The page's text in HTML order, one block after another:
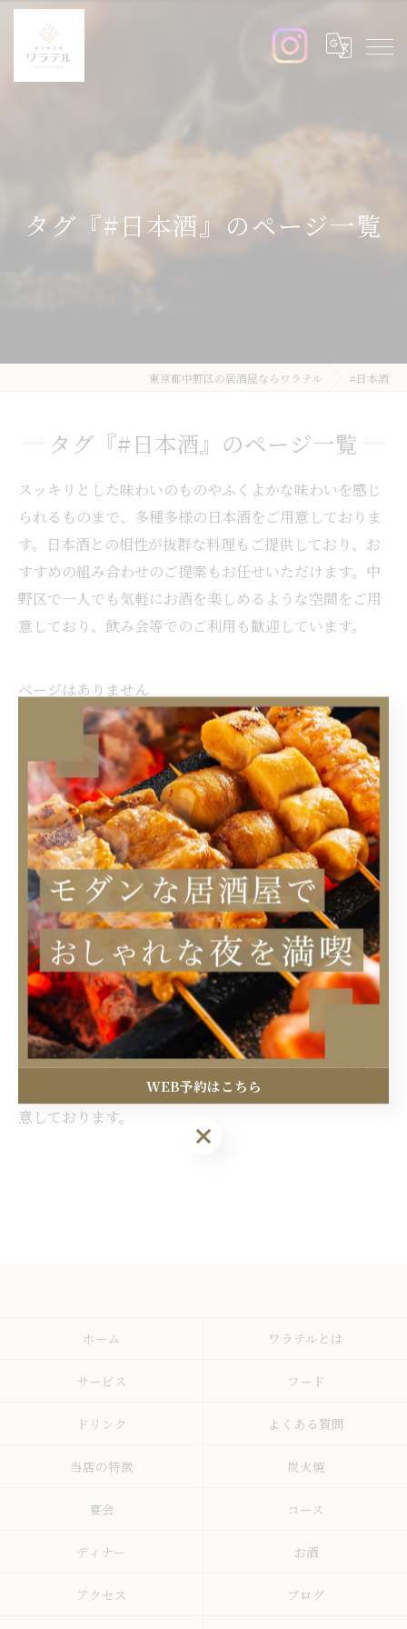
タグ『#日本酒』のページ一覧
東京都中野区の居酒屋ならワラテル #日本酒
タグ『#日本酒』のページ一覧
スッキリとした味わいのものやふくよかな味わいを感じ
られるものまで、多種多様の日本酒をご用意しておりま
す。日本酒との相性が抜群な料理もご提供しており、お
すすめの組み合わせのご提案もお任せいただけます。中
野区で一人でも気軽にお酒を楽しめるような空間をご用
意しており、飲み会等でのご利用も歓迎しています。
ページはありません
タグ Tags
中野区 居酒屋 女子会 飲み放題
ワイン カウンター おしゃれ 接待
大人数 一人 記念日 日本酒
一言で日本酒と申しても、銘柄によって味わいや香りは
それぞれ異なります。中野区で日本酒の味を引き立てる
ような料理をご提供し、気軽にお酒をお楽しみいただけ
るような居酒屋を目指して、飲み放題のメニューもご用
意しております。
ホーム ワラテルとは
サービス フード
ドリンク よくある質問
当店の特徴 炭火焼
宴会 コース
ディナー お酒
アクセス ブログ
WEB予約はこちら